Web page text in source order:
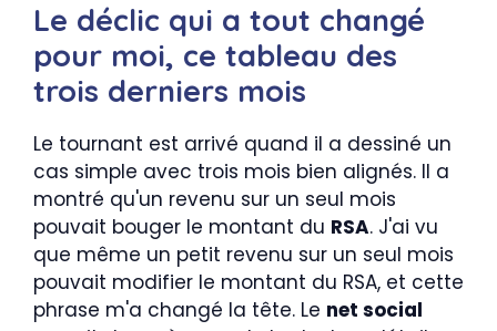
Le déclic qui a tout changé
pour moi, ce tableau des
trois derniers mois
Le tournant est arrivé quand il a dessiné un
cas simple avec trois mois bien alignés. Il a
montré qu'un revenu sur un seul mois
pouvait bouger le montant du RSA. J'ai vu
que même un petit revenu sur un seul mois
pouvait modifier le montant du RSA, et cette
phrase m'a changé la tête. Le net social